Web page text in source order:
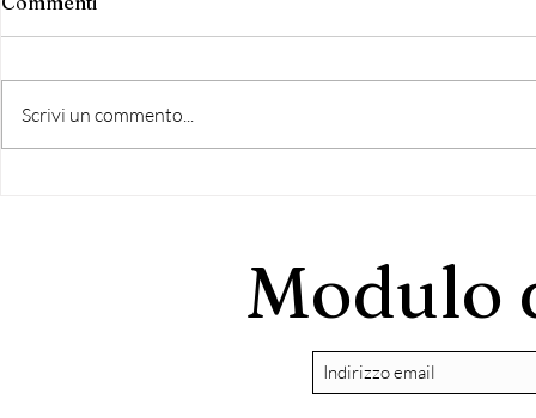
Scrivi un commento...
Modulo